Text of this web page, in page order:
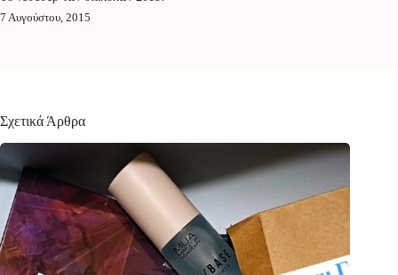
7 Αυγούστου, 2015
Σχετικά Άρθρα